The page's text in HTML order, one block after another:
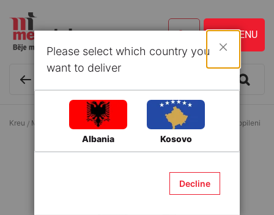
Kreu Materiale ndërtimi Shkarkime të përgjithshme Telajo polipropileni
Please select which country you
want to deliver
Albania Kosovo
Decline